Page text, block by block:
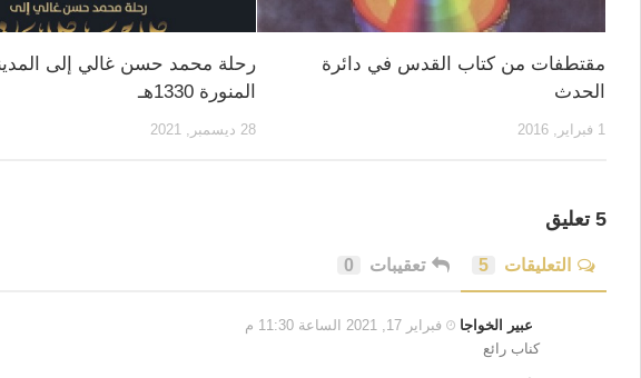
مقتطفات من كتاب القدس في دائرة
الحدث
1 فبراير, 2016
رحلة محمد حسن غالي إلى
المنورة 1330هـ
28 ديسمبر, 2021
5 تعليق
التعليقات 5 تعقيبات 0
عبير الخواجا
فبراير 17, 2021 الساعة 11:30 م
كناب رائع